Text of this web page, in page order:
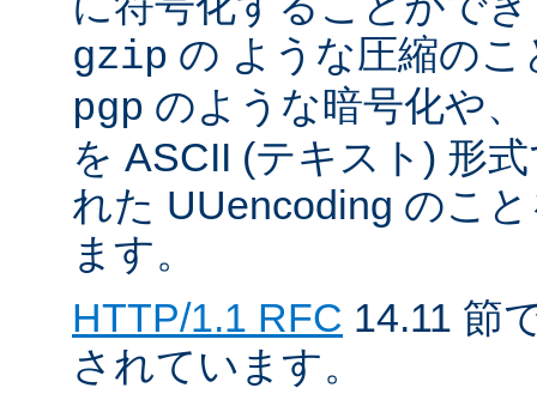
gzip の ような圧縮の
pgp のような暗号化や
を ASCII (テキスト) 形
れた UUencoding のこ
ます。
HTTP/1.1 RFC 14.11 節
されています。